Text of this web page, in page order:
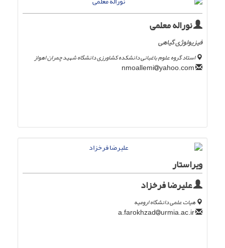
نوراله معلمی
فیزیولوژی گیاهی
استاد گروه علوم باغبانی دانشکده کشاورزی دانشگاه شهید چمران اهواز
yahoo.com
ویراستار
علیرضا فرخزاد
هیات علمی دانشگاه ارومیه
urmia.ac.ir